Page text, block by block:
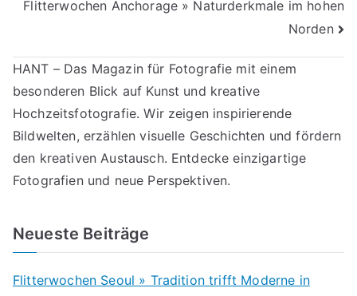
Flitterwochen Anchorage » Naturderkmale im hohen
Norden
HANT – Das Magazin für Fotografie mit einem
besonderen Blick auf Kunst und kreative
Hochzeitsfotografie. Wir zeigen inspirierende
Bildwelten, erzählen visuelle Geschichten und fördern
den kreativen Austausch. Entdecke einzigartige
Fotografien und neue Perspektiven.
Neueste Beiträge
Flitterwochen Seoul » Tradition trifft Moderne in